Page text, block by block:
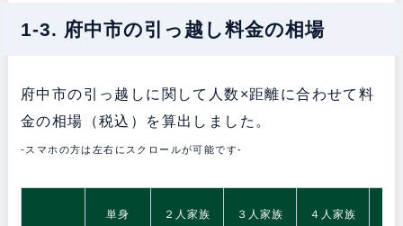
1-3. 府中市の引っ越し料金の相場
府中市の引っ越しに関して人数×距離に合わせて料
金の相場（税込）を算出しました。
-スマホの方は左右にスクロールが可能です-
単身 ２人家族 ３人家族 ４人家族